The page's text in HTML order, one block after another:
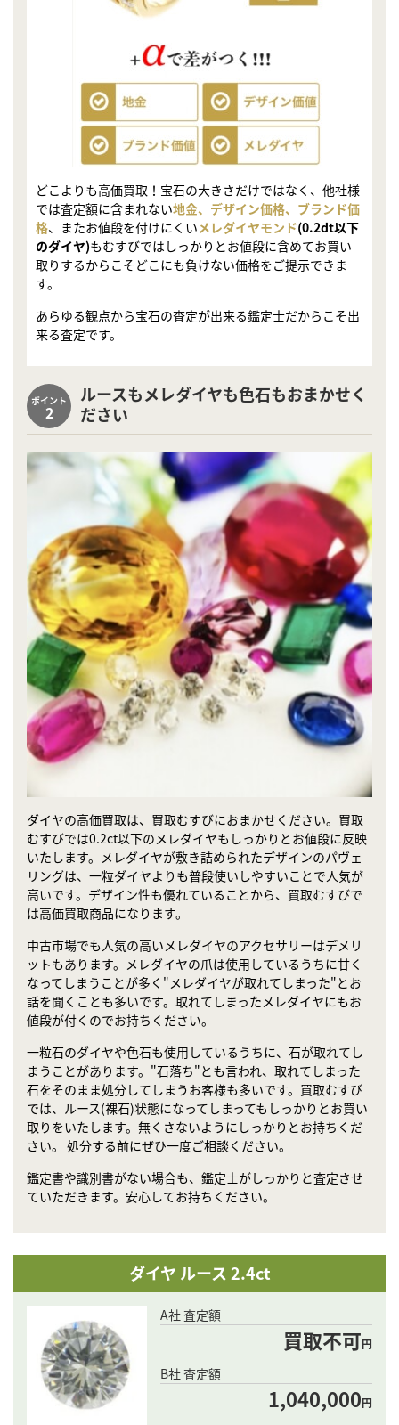
どこよりも高価買取！宝石の大きさだけではなく、他社様
では査定額に含まれない地金、デザイン価格、ブランド価
格、またお値段を付けにくいメレダイヤモンド(0.2dt以下
のダイヤ)もむすびではしっかりとお値段に含めてお買い
取りするからこそどこにも負けない価格をご提示できま
す。
あらゆる観点から宝石の査定が出来る鑑定士だからこそ出
来る査定です。
ポイント
2
ルースもメレダイヤも色石もおまかせく
ださい
ダイヤの高価買取は、買取むすびにおまかせください。買取
むすびでは0.2ct以下のメレダイヤもしっかりとお値段に反映
いたします。メレダイヤが敷き詰められたデザインのパヴェ
リングは、一粒ダイヤよりも普段使いしやすいことで人気が
高いです。デザイン性も優れていることから、買取むすびで
は高価買取商品になります。
中古市場でも人気の高いメレダイヤのアクセサリーはデメリ
ットもあります。メレダイヤの爪は使用しているうちに甘く
なってしまうことが多く"メレダイヤが取れてしまった"とお
話を聞くことも多いです。取れてしまったメレダイヤにもお
値段が付くのでお持ちください。
一粒石のダイヤや色石も使用しているうちに、石が取れてし
まうことがあります。"石落ち"とも言われ、取れてしまった
石をそのまま処分してしまうお客様も多いです。買取むすび
では、ルース(裸石)状態になってしまってもしっかりとお買い
取りをいたします。無くさないようにしっかりとお持ちくだ
さい。 処分する前にぜひ一度ご相談ください。
鑑定書や識別書がない場合も、鑑定士がしっかりと査定させ
ていただきます。安心してお持ちください。
ダイヤ ルース 2.4ct
A社 査定額
買取不可円
B社 査定額
1,040,000円